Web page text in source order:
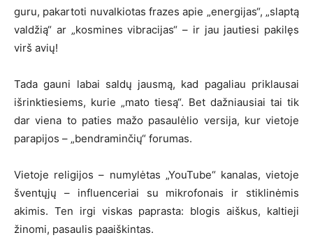
guru, pakartoti nuvalkiotas frazes apie „energijas“, „slaptą
valdžią“ ar „kosmines vibracijas“ – ir jau jautiesi pakilęs
virš avių!
Tada gauni labai saldų jausmą, kad pagaliau priklausai
išrinktiesiems, kurie „mato tiesą“. Bet dažniausiai tai tik
dar viena to paties mažo pasaulėlio versija, kur vietoje
parapijos – „bendraminčių“ forumas.
Vietoje religijos – numylėtas „YouTube“ kanalas, vietoje
šventųjų – influenceriai su mikrofonais ir stiklinėmis
akimis. Ten irgi viskas paprasta: blogis aiškus, kaltieji
žinomi, pasaulis paaiškintas.